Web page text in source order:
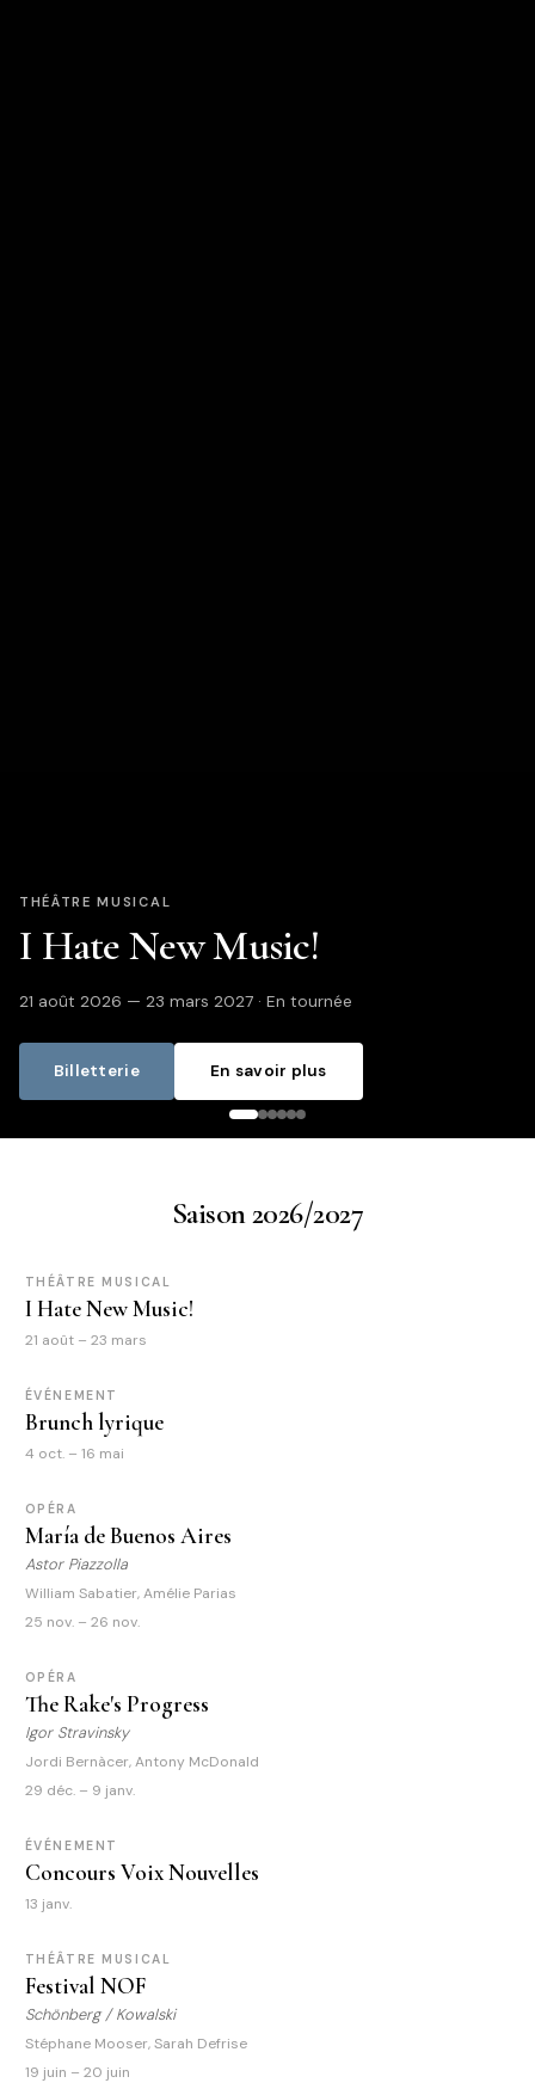
THÉÂTRE MUSICAL
I Hate New Music!
21 août 2026 — 23 mars 2027 · En tournée
Billetterie En savoir plus
Saison 2026/2027
THÉÂTRE MUSICAL
I Hate New Music!
21 août – 23 mars
ÉVÉNEMENT
Brunch lyrique
4 oct. – 16 mai
OPÉRA
María de Buenos Aires
Astor Piazzolla
William Sabatier, Amélie Parias
25 nov. – 26 nov.
OPÉRA
The Rake's Progress
Igor Stravinsky
Jordi Bernàcer, Antony McDonald
29 déc. – 9 janv.
ÉVÉNEMENT
Concours Voix Nouvelles
13 janv.
THÉÂTRE MUSICAL
Festival NOF
Schönberg / Kowalski
Stéphane Mooser, Sarah Defrise
19 juin – 20 juin